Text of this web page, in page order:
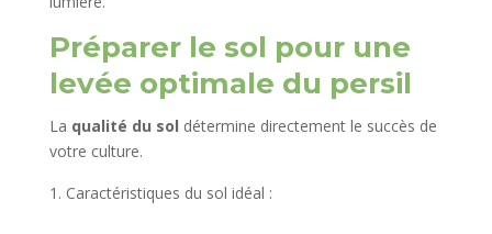
Préparer le sol pour une
levée optimale du persil
La qualité du sol détermine directement le succès de
votre culture.
Caractéristiques du sol idéal :